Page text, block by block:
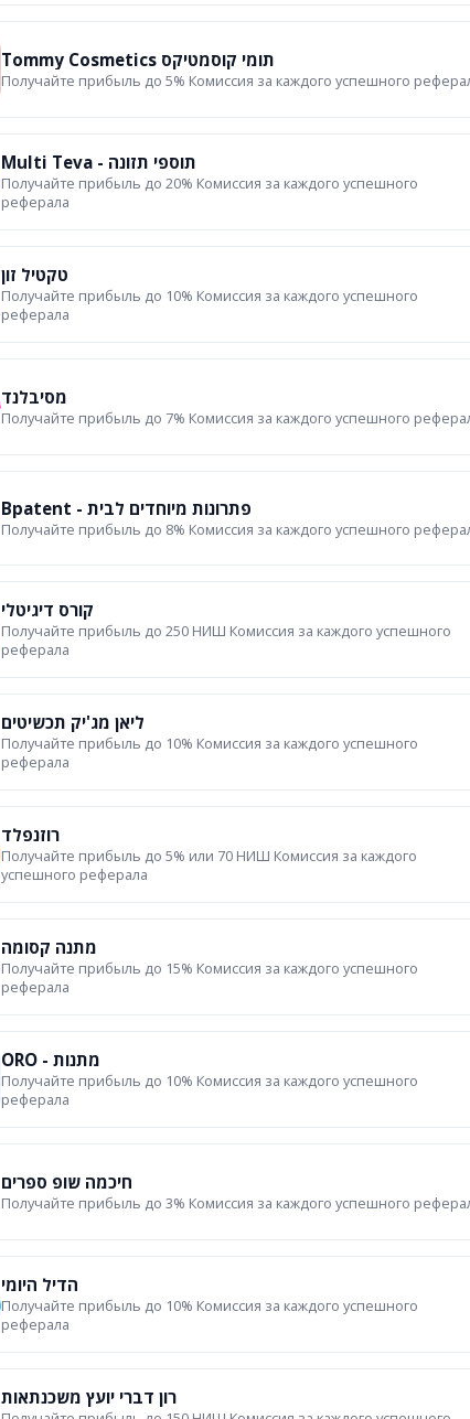
Tommy Cosmetics תומי קוסמטיקס
Получайте прибыль до 5% Комиссия за каждого успешного
Multi Teva - תוספי תזונה
Получайте прибыль до 20% Комиссия за каждого успешного
реферала
טקטיל זון
Получайте прибыль до 10% Комиссия за каждого успешного
реферала
מסיבלנד
Получайте прибыль до 7% Комиссия за каждого успешного
Bpatent - פתרונות מיוחדים לבית
Получайте прибыль до 8% Комиссия за каждого успешного
קורס דיגיטלי
Получайте прибыль до 250 НИШ Комиссия за каждого успешного
реферала
ליאן מג'יק תכשיטים
Получайте прибыль до 10% Комиссия за каждого успешного
реферала
רוזנפלד
Получайте прибыль до 5% или 70 НИШ Комиссия за каждого
успешного реферала
מתנה קסומה
Получайте прибыль до 15% Комиссия за каждого успешного
реферала
ORO - מתנות
Получайте прибыль до 10% Комиссия за каждого успешного
реферала
חיכמה שופ ספרים
Получайте прибыль до 3% Комиссия за каждого успешного
הדיל היומי
Получайте прибыль до 10% Комиссия за каждого успешного
реферала
רון דברי יועץ משכנתאות